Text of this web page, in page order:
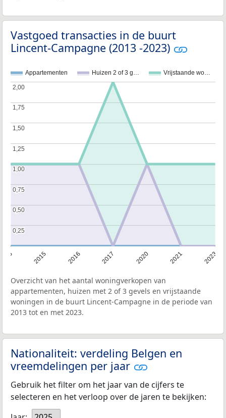
Vastgoed transacties in de buurt
Lincent-Campagne (2013 -2023)
Appartementen Huizen 2 of 3 g… Vrijstaande wo…
2015 2016 2017 2020 2021 2023
0,25
0,25
0,50
0,50
0,75
0,75
1,00
1,00
1,25
1,25
1,50
1,50
1,75
1,75
2,00
2,00
Overzicht van het aantal woningverkopen van
appartementen, huizen met 2 of 3 gevels en vrijstaande
woningen in de buurt Lincent-Campagne in de periode van
2013 tot en met 2023.
Nationaliteit: verdeling Belgen en
vreemdelingen per jaar
Gebruik het filter om het jaar van de cijfers te
selecteren en het verloop over de jaren te bekijken: